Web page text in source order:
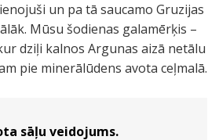
un pa tā saucamo Gruzijas
Mūsu šodienas galamērķis –
dziļi kalnos Argunas aizā netālu
pie minerālūdens avota ceļmalā.
sāļu veidojums.